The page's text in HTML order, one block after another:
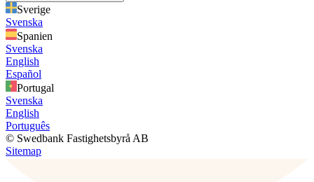
Sverige
Svenska
Spanien
Svenska
English
Español
Portugal
Svenska
English
Português
© Swedbank Fastighetsbyrå AB
Sitemap